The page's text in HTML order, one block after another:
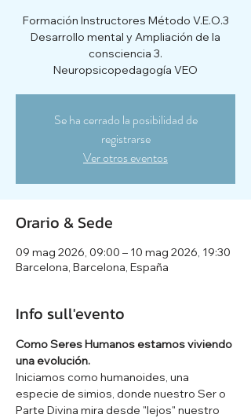
Formación Instructores Método V.E.O.3
Desarrollo mental y Ampliación de la
consciencia 3.
Neuropsicopedagogía VEO
Se ha cerrado la posibilidad de
registrarse
Ver otros eventos
Orario & Sede
09 mag 2026, 09:00 – 10 mag 2026, 19:30
Barcelona, Barcelona, España
Info sull'evento
Como Seres Humanos estamos viviendo
una evolución.
Iniciamos como humanoides, una
especie de simios, donde nuestro Ser o
Parte Divina mira desde "lejos" nuestro